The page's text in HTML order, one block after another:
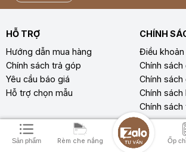
HỖ TRỢ
Hướng dẫn mua hàng
Chính sách trả góp
Yêu cầu báo giá
Hỗ trợ chọn mẫu
CHÍNH
Điều
Chính sách
Chính sách
Chính
Chính sách
THÔNG TIN KHÁC
Sản phẩm Rèm che nắng Ốp